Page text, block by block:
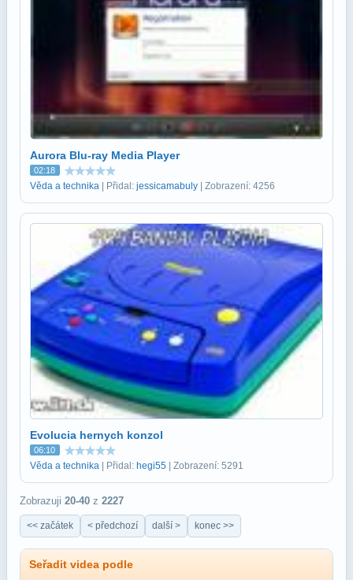
Aurora Blu-ray Media Player
02:18
Věda a technika | Přidal: jessicamabuly | Zobrazení: 4256
Evolucia hernych konzol
06:10
Věda a technika | Přidal: hegi55 | Zobrazení: 5291
Zobrazuji 20-40 z 2227
<< začátek < předchozí další > konec >>
Seřadit videa podle